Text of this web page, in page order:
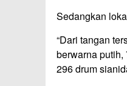
Sedangkan
“Dari tangan
berwarna
296 drum